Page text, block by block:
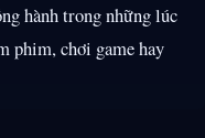
hành trong những lúc
phim, chơi game hay